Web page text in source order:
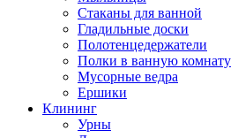
Стаканы для ванной
Гладильные доски
Полотенцедержатели
Полки в ванную комнату
Мусорные ведра
Ершики
Клининг
Урны